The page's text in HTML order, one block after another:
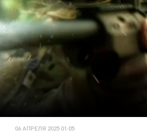
06 АПРЕЛЯ 2025 01:05